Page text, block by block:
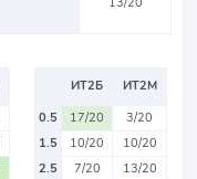
ИТ2Б
ИТ2М
0.5
17/20
3/20
1.5
10/20
10/20
2.5
7/20
13/20